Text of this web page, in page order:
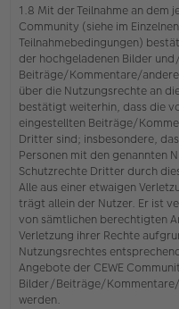
1.8 Mit der Teilnahme an dem
Community (siehe im
Teilnahmebedingungen)
der hochgeladenen Bilder
Beiträge/Kommentare/
über die Nutzungsrechte an
bestätigt weiterhin, dass die
eingestellten Beiträge/
Dritter sind; insbesondere,
Personen mit den genannten
Schutzrechte Dritter durch
Alle aus einer etwaigen
trägt allein der Nutzer. Er ist
von sämtlichen berechtigten
Verletzung ihrer Rechte
Nutzungsrechtes
Angebote der CEWE
Bilder/Beiträge/
werden.